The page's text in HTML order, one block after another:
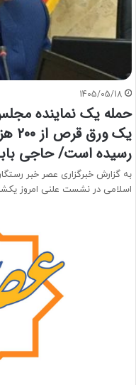
1405/05/18
حمله یک نماینده
رسیده است/ حاجی
به گزارش خبرگزاری عصر خبر
اسلامی در نشست علنی امروز یکشنبه (۱۸